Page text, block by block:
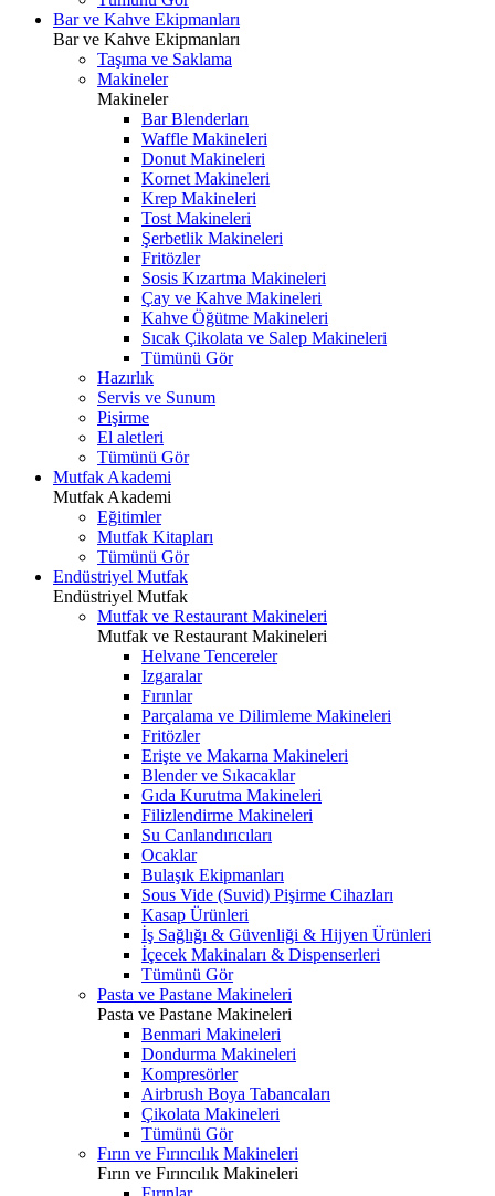
Bar ve Kahve Ekipmanları
Bar ve Kahve Ekipmanları
Taşıma ve Saklama
Makineler
Makineler
Bar Blenderları
Waffle Makineleri
Donut Makineleri
Kornet Makineleri
Krep Makineleri
Tost Makineleri
Şerbetlik Makineleri
Fritözler
Sosis Kızartma Makineleri
Çay ve Kahve Makineleri
Kahve Öğütme Makineleri
Sıcak Çikolata ve Salep Makineleri
Tümünü Gör
Hazırlık
Servis ve Sunum
Pişirme
El aletleri
Tümünü Gör
Mutfak Akademi
Mutfak Akademi
Eğitimler
Mutfak Kitapları
Tümünü Gör
Endüstriyel Mutfak
Endüstriyel Mutfak
Mutfak ve Restaurant Makineleri
Mutfak ve Restaurant Makineleri
Helvane Tencereler
Izgaralar
Fırınlar
Parçalama ve Dilimleme Makineleri
Fritözler
Erişte ve Makarna Makineleri
Blender ve Sıkacaklar
Gıda Kurutma Makineleri
Filizlendirme Makineleri
Su Canlandırıcıları
Ocaklar
Bulaşık Ekipmanları
Sous Vide (Suvid) Pişirme Cihazları
Kasap Ürünleri
İş Sağlığı & Güvenliği & Hijyen Ürünleri
İçecek Makinaları & Dispenserleri
Tümünü Gör
Pasta ve Pastane Makineleri
Pasta ve Pastane Makineleri
Benmari Makineleri
Dondurma Makineleri
Kompresörler
Airbrush Boya Tabancaları
Çikolata Makineleri
Tümünü Gör
Fırın ve Fırıncılık Makineleri
Fırın ve Fırıncılık Makineleri